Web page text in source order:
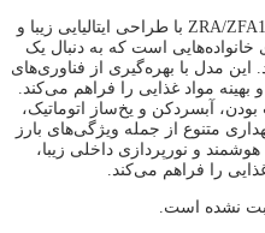
زیرووات مدل ZRA/ZFA15X با طراحی ایتالیایی زیبا و
خانواده‌هایی است که به دنبال یک
این مدل با بهره‌گیری از فناوری‌های
مواد غذایی را فراهم می‌کند.
آبسردکن و یخ‌ساز اتوماتیک،
متنوع از جمله ویژگی‌های بارز
و نورپردازی داخلی زیبا،
را فراهم می‌کند.
نشده است.